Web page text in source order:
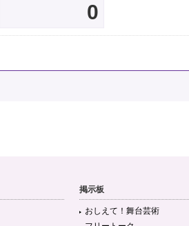
0
掲示板
おしえて！舞台芸術